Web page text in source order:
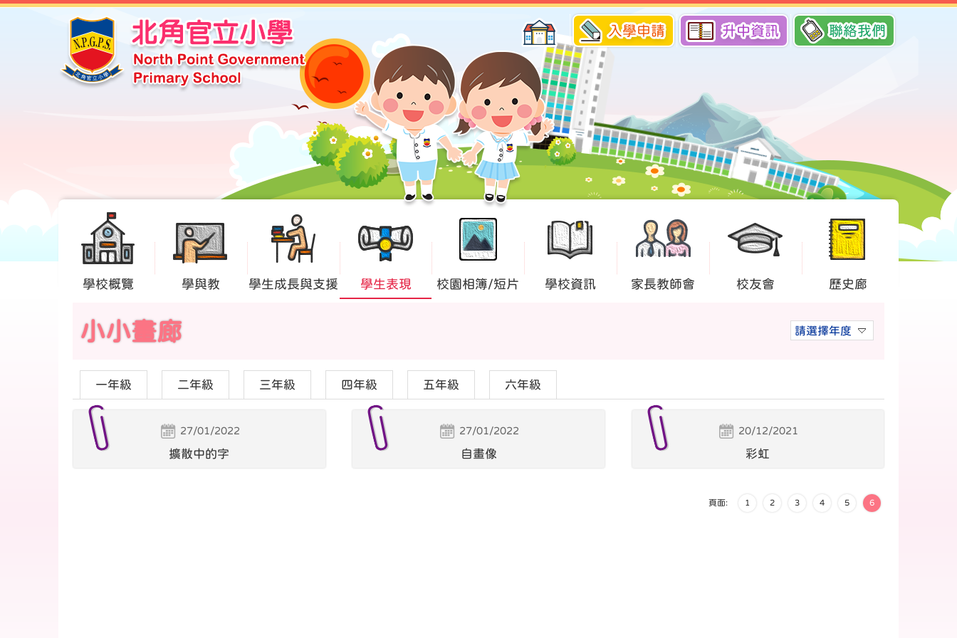
入學申請 升中資訊 聯絡我們
學校概覽 學與教 學生成長與支援 學生表現 校園相簿/短片 學校資訊 家長教師會 校友會 歷史廊
請選擇年度
小小畫廊
一年級 二年級 三年級 四年級 五年級 六年級
27/01/2022
擴散中的字
27/01/2022
自畫像
20/12/2021
彩虹
頁面: 1 2 3 4 5 6